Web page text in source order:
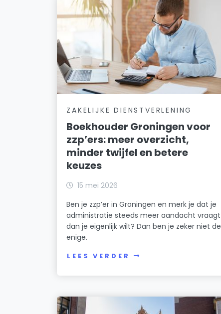
ZAKELIJKE DIENSTVERLENING
Boekhouder Groningen voor
zzp’ers: meer overzicht,
minder twijfel en betere
keuzes
15 mei 2026
Ben je zzp’er in Groningen en merk je dat je
administratie steeds meer aandacht vraagt
dan je eigenlijk wilt? Dan ben je zeker niet de
enige.
LEES VERDER